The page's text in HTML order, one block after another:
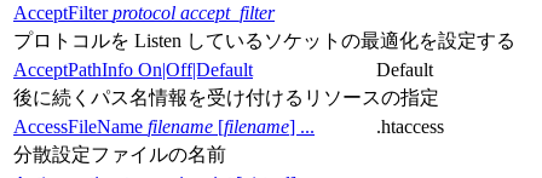
AcceptFilterprotocol accept_filter
プロトコルを Listen しているソケットの最適化を設定する
AcceptPathInfo On|Off|Default
Default
後に続くパス名情報を受け付けるリソースの指定
AccessFileName filename [filename] ...
.htaccess
分散設定ファイルの名前